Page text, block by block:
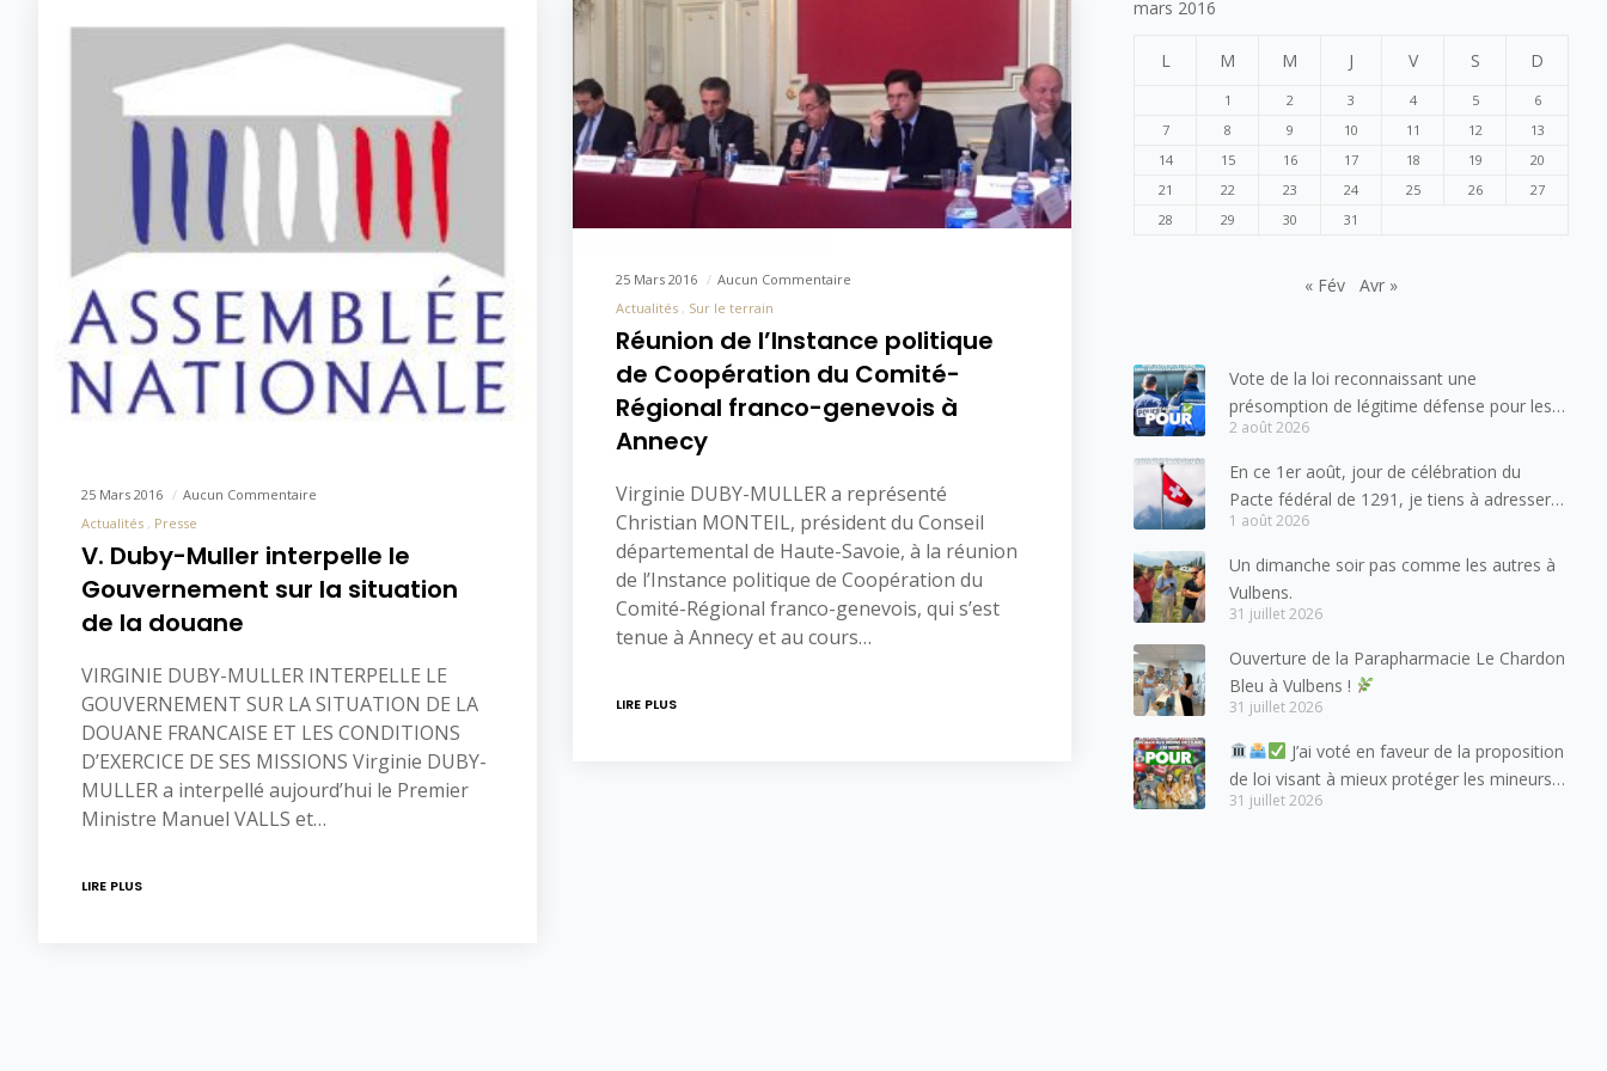
25 Mars 2016
Aucun Commentaire
Actualités
Presse
V. Duby-Muller interpelle le
Gouvernement sur la situation
de la douane
VIRGINIE DUBY-MULLER INTERPELLE LE
GOUVERNEMENT SUR LA SITUATION DE LA
DOUANE FRANCAISE ET LES CONDITIONS
D’EXERCICE DE SES MISSIONS Virginie DUBY-
MULLER a interpellé aujourd’hui le Premier
Ministre Manuel VALLS et…
LIRE PLUS
25 Mars 2016
Aucun Commentaire
Actualités
Sur le terrain
Réunion de l’Instance politique
de Coopération du Comité-
Régional franco-genevois à
Annecy
Virginie DUBY-MULLER a représenté
Christian MONTEIL, président du Conseil
départemental de Haute-Savoie, à la réunion
de l’Instance politique de Coopération du
Comité-Régional franco-genevois, qui s’est
tenue à Annecy et au cours…
LIRE PLUS
mars 2016
L M M J V S D
1 2 3 4 5
6
7
8 9 10 11 12
13
14
15 16 17 18 19
20
21
22 23 24 25 26
27
28
29 30 31
« Fév Avr »
Vote de la loi reconnaissant une
présomption de légitime défense pour les
forces de l’ordre
2 août 2026
En ce 1er août, jour de célébration du
Pacte fédéral de 1291, je tiens à adresser
mes meilleures salutations à nos voisins et
amis suisses, et plus particulièrement aux
habitants du bassin genevois et de l’arc
lémanique, avec lesquels la Haute-Savoie
1 août 2026
Un dimanche soir pas comme les autres à
Vulbens.
31 juillet 2026
Ouverture de la Parapharmacie Le Chardon
Bleu à Vulbens !
31 juillet 2026
J’ai voté en faveur de la proposition
de loi visant à mieux protéger les mineurs
des risques liés à l’utilisation des réseaux
31 juillet 2026